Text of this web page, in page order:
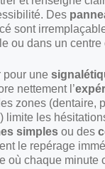
Des
sont
ou dans un centre
pour une
nettement l’
zones (dentaire,
limite les
simples ou des
le repérage
où chaque minute